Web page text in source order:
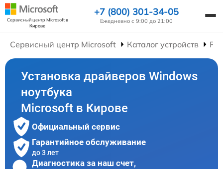
Сервисный центр Microsoftв
Кирове
+7 (800) 301-34-05
Ежедневно с 9:00 до 21:00
Сервисный центр Microsoft Каталог устройств
Установка драйверов Windows
ноутбука
Microsoft в Кирове
Официальный сервис
Гарантийное обслуживание
до 3 лет
Диагностика за наш счет,